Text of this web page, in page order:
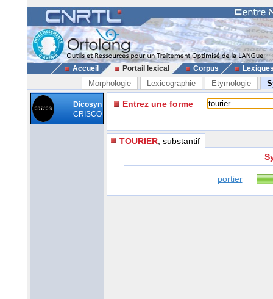
Accueil Portail lexical Corpus
Morphologie Lexicographie Etymologie
Dicosyn
CRISCO
Entrez une forme
TOURIER , substantif
portier